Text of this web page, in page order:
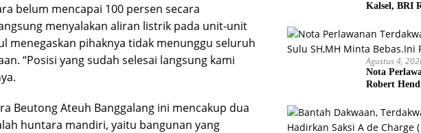
belum mencapai 100 persen secara
menyalakan aliran listrik pada unit-unit
menegaskan pihaknya tidak menunggu seluruh
“Posisi yang sudah selesai langsung kami
Beutong Ateuh Banggalang ini mencakup dua
huntara mandiri, yaitu bangunan yang
Kalsel, BRI
Interaktif
Agustus 4,
Nota
Robert